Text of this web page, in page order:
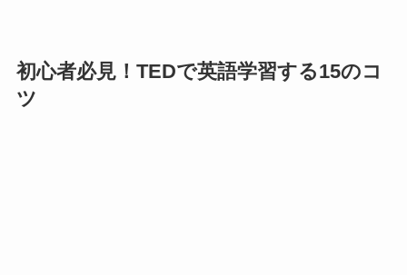
初心者必見！TEDで英語学習する15のコ
ツ